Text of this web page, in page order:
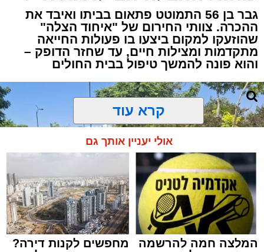
גבר בן 56 התמוטט פתאום בביתו ואיבד את
ההכרה. צוותי החירום של "איחוד הצלה"
שהוזעקו למקום ביצעו בו פעולות החייאה
מתקדמות ומצילות חיים, עד שחזר הדופק –
והוא פונה להמשך טיפול בבית החולים
קרא עוד
אולי יעניין אותך גם
המלצה חמה להרשמה
מחפשים לקנות דירה?